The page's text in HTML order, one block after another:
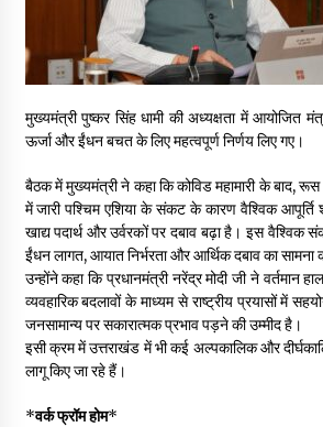
May 16, 2022
Thought Of The Day 14
May 14, 2022
Thought Of The Day 13
May 13, 2022
Thought Of The Day 12
May 12, 2022
मुख्यमंत्री पुष्कर सिंह धामी की अध्यक्षता में आयोजित
ऊर्जा और ईंधन बचत के लिए महत्वपूर्ण निर्णय लिए गए।
बैठक में मुख्यमंत्री ने कहा कि कोविड महामारी के बाद,
में जारी पश्चिम एशिया के संकट के कारण वैश्विक आपूर्ति
खाद्य पदार्थ और उर्वरकों पर दबाव बढ़ा है। इस वैश्विक
ईंधन लागत, आयात निर्भरता और आर्थिक दबाव का सामना
उन्होंने कहा कि प्रधानमंत्री नरेंद्र मोदी जी ने वर्तमान
व्यवहारिक बदलावों के माध्यम से राष्ट्रीय प्रयासों में
जनसामान्य पर सकारात्मक प्रभाव पड़ने की उम्मीद है।
इसी क्रम में उत्तराखंड में भी कई अल्पकालिक और
लागू किए जा रहे हैं।
*वर्क फ्रॉम होम*